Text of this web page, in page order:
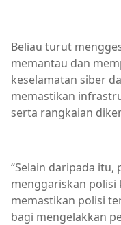
Beliau turut
memantau dan
keselamatan siber
memastikan
serta rangkaian
“Selain daripada
menggariskan polisi
memastikan polisi
bagi mengelakkan